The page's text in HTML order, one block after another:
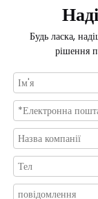
Будь ласка,
рішення